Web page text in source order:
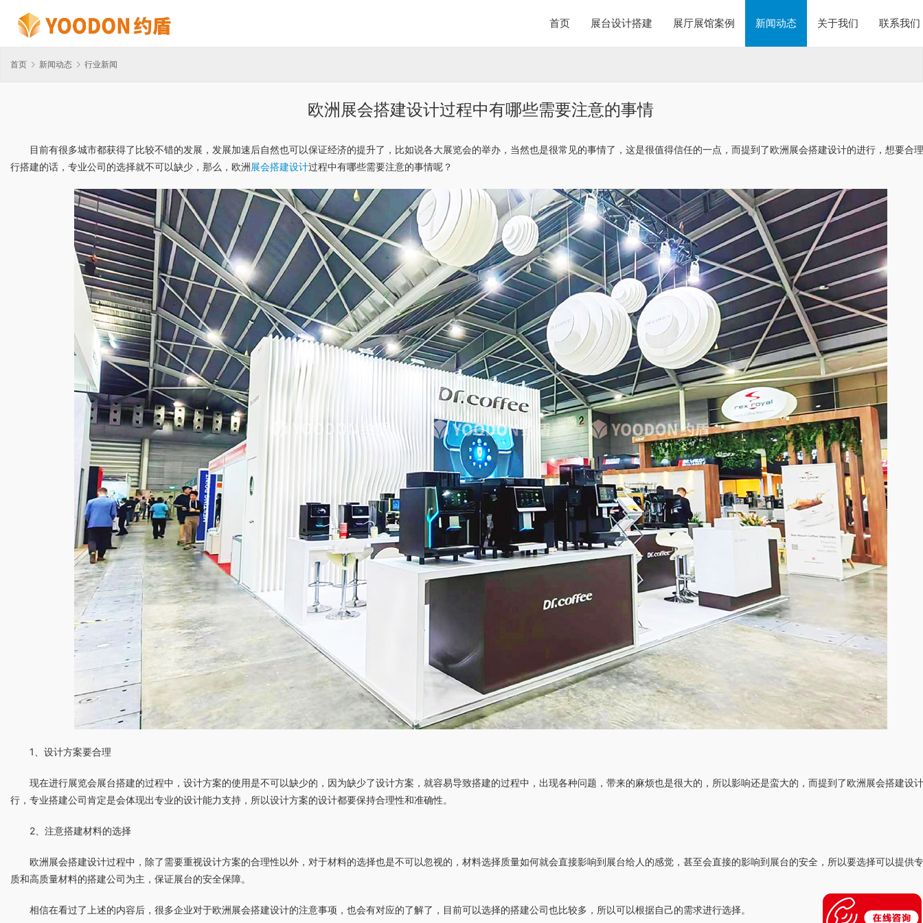
首页 展台设计搭建 展厅展馆案例 新闻动态 关于我们 联系我们
首页 新闻动态 行业新闻
欧洲展会搭建设计过程中有哪些需要注意的事情
目前有很多城市都获得了比较不错的发展，发展加速后自然也可以保证经济的提升了，比如说各大展览会的举办，当然也是很常见的事情了，这是很值得信任的一点，而提到了欧洲展会搭建设计的进行，想要合
行搭建的话，专业公司的选择就不可以缺少，那么，欧洲展会搭建设计过程中有哪些需要注意的事情呢？
1、设计方案要合理
现在进行展览会展台搭建的过程中，设计方案的使用是不可以缺少的，因为缺少了设计方案，就容易导致搭建的过程中，出现各种问题，带来的麻烦也是很大的，所以影响还是蛮大的，而提到了欧洲展会搭建设
行，专业搭建公司肯定是会体现出专业的设计能力支持，所以设计方案的设计都要保持合理性和准确性。
2、注意搭建材料的选择
欧洲展会搭建设计过程中，除了需要重视设计方案的合理性以外，对于材料的选择也是不可以忽视的，材料选择质量如何就会直接影响到展台给人的感觉，甚至会直接的影响到展台的安全，所以要选择可以提供
质和高质量材料的搭建公司为主，保证展台的安全保障。
相信在看过了上述的内容后，很多企业对于欧洲展会搭建设计的注意事项，也会有对应的了解了，目前可以选择的搭建公司也比较多，所以可以根据自己的需求进行选择。